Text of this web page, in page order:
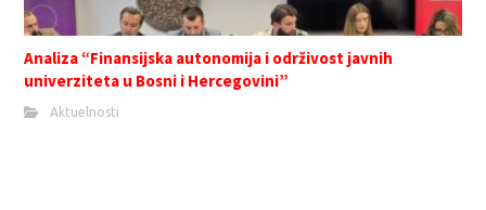
Analiza “Finansijska autonomija i održivost javnih
univerziteta u Bosni i Hercegovini”
Aktuelnosti